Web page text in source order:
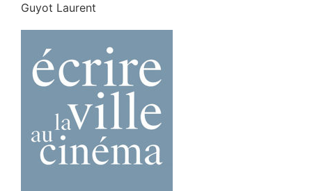
Guyot Laurent